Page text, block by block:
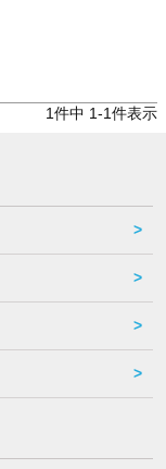
ます。
1件中 1-1件表示